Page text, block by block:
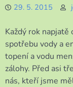
29. 5. 2015
Každý rok napjatě
spotřebu vody a
topení a vodu
zálohy. Před asi
nás, kteří jsme